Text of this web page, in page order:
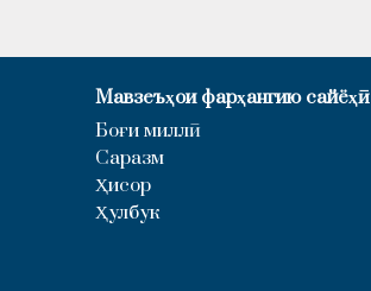
Мавзеъҳои фарҳангию сайёҳӣ
Боғи миллӣ
Саразм
Ҳисор
Ҳулбук